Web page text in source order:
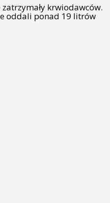
krwiodawców.
oddali ponad 19 litrów